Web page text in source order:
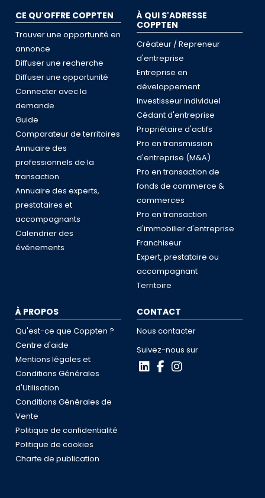
CE QU'OFFRE COPPTEN
Trouver une opportunité en
annonce
Diffuser une recherche
Diffuser une opportunité
Connecter avec la
demande
Guide
Comparateur de territoires
Annuaire des
professionnels de la
transaction
Annuaire des experts,
prestataires et
accompagnants
Calendrier des
événements
À QUI S'ADRESSE
COPPTEN
Créateur / Repreneur
d'entreprise
Entreprise en
développement
Investisseur individuel
Cédant d'entreprise
Propriétaire d'actifs
Pro en transmission
d'entreprise (M&A)
Pro en transaction de
fonds de commerce &
commerces
Pro en transaction
d'immobilier d'entreprise
Franchiseur
Expert, prestataire ou
accompagnant
Territoire
À PROPOS
Qu'est-ce que Coppten ?
Centre d'aide
Mentions légales et
Conditions Générales
d'Utilisation
Conditions Générales de
Vente
Politique de confidentialité
Politique de cookies
Charte de publication
CONTACT
Nous contacter
Suivez-nous sur